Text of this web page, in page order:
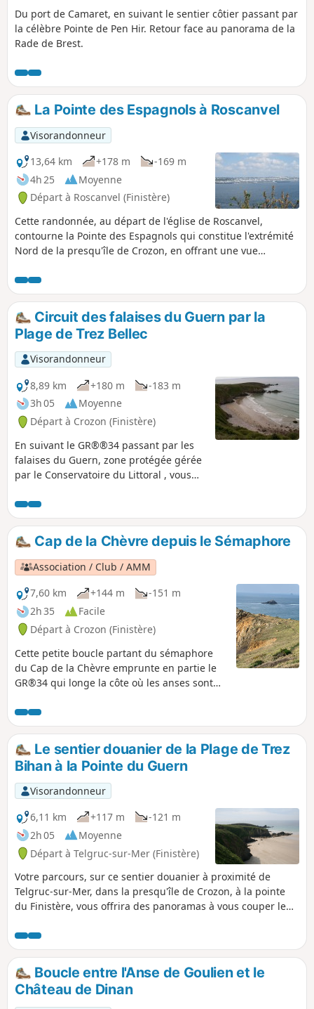
Du port de Camaret, en suivant le sentier côtier passant par
la célèbre Pointe de Pen Hir. Retour face au panorama de la
Rade de Brest.
La Pointe des Espagnols à Roscanvel
Visorandonneur
13,64 km
+178 m
-169 m
4h 25
Moyenne
Départ à Roscanvel (Finistère)
Cette randonnée, au départ de l'église de Roscanvel,
contourne la Pointe des Espagnols qui constitue l'extrémité
Nord de la presqu'île de Crozon, en offrant une vue
côtier jusqu'au Fort des Capucins, avant de revenir au
village par les terres.
Circuit des falaises du Guern par la
Plage de Trez Bellec
Visorandonneur
8,89 km
+180 m
-183 m
3h 05
Moyenne
Départ à Crozon (Finistère)
En suivant le GR®®34 passant par les
falaises du Guern, zone protégée gérée
par le Conservatoire du Littoral , vous
encadrée par le Cap de la Chèvre en
presqu'île de Crozon et la Pointe du Van
dans le Cap Sizun. Vous atteindrez la
longue Plage de Trez BellecAu retour,
vous longerez la Pinède de Trez Bihan
qui offre de beaux points de vue sur la
Baie de Douarnenez.
Cap de la Chèvre depuis le Sémaphore
Association / Club / AMM
7,60 km
+144 m
-151 m
2h 35
Facile
Départ à Crozon (Finistère)
Cette petite boucle partant du sémaphore
du Cap de la Chèvre emprunte en partie le
GR®34 qui longe la côte où les anses sont
Le sentier douanier de la Plage de Trez
Bihan à la Pointe du Guern
Visorandonneur
6,11 km
+117 m
-121 m
2h 05
Moyenne
Départ à Telgruc-sur-Mer (Finistère)
Votre parcours, sur ce sentier douanier à proximité de
Telgruc-sur-Mer, dans la presqu'île de Crozon, à la pointe
du Finistère, vous offrira des panoramas à vous couper le
gros temps.
Boucle entre l'Anse de Goulien et le
Château de Dinan